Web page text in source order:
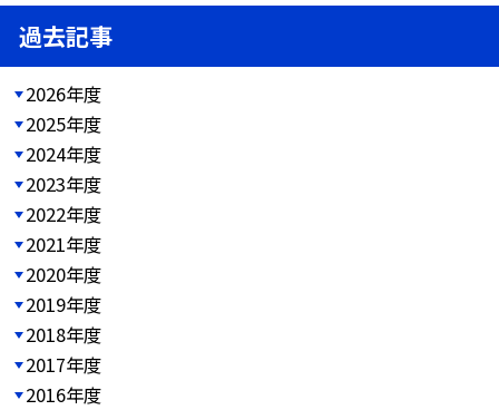
過去記事
2026年度
2025年度
2024年度
2023年度
2022年度
2021年度
2020年度
2019年度
2018年度
2017年度
2016年度